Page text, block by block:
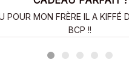
POUR MON FRÈRE IL A KIFFÉ
BCP !!